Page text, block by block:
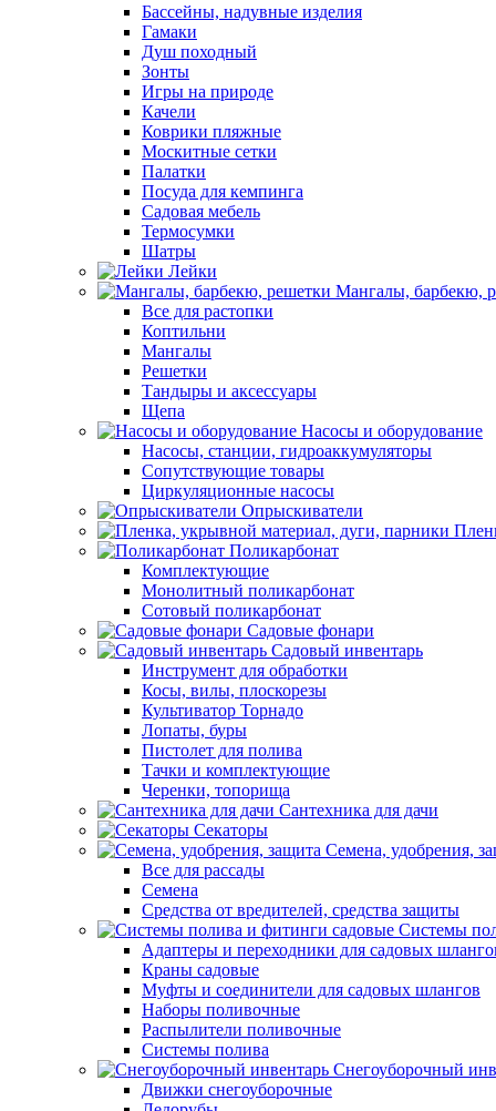
Бассейны, надувные изделия
Гамаки
Душ походный
Зонты
Игры на природе
Качели
Коврики пляжные
Москитные сетки
Палатки
Посуда для кемпинга
Садовая мебель
Термосумки
Шатры
Лейки
Мангалы, барбекю,
Все для растопки
Коптильни
Мангалы
Решетки
Тандыры и аксессуары
Щепа
Насосы и оборудование
Насосы, станции, гидроаккумуляторы
Сопутствующие товары
Циркуляционные насосы
Опрыскиватели
Поликарбонат
Комплектующие
Монолитный поликарбонат
Сотовый поликарбонат
Садовые фонари
Садовый инвентарь
Инструмент для обработки
Косы, вилы, плоскорезы
Культиватор Торнадо
Лопаты, буры
Пистолет для полива
Тачки и комплектующие
Черенки, топорища
Сантехника для дачи
Секаторы
Семена, удобрения,
Все для рассады
Семена
Средства от вредителей, средства защиты
Системы
Адаптеры и переходники для садовых
Краны садовые
Муфты и соединители для садовых шлангов
Наборы поливочные
Распылители поливочные
Системы полива
Снегоуборочный
Движки снегоуборочные